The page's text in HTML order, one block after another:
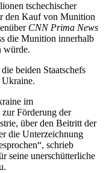
tschechischer
den Kauf von Munition
CNN Prima News
die Munition innerhalb
würde.
beiden Staatschefs
Ukraine.
im
Förderung der
über den Beitritt der
die Unterzeichnung
schrieb
seine unerschütterliche